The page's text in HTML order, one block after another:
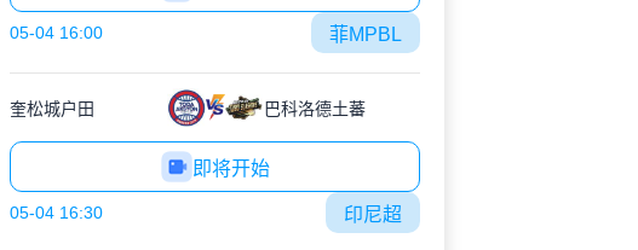
05-04 16:00 菲MPBL
奎松城户田 巴科洛德土蕃
即将开始
05-04 16:30 印尼超